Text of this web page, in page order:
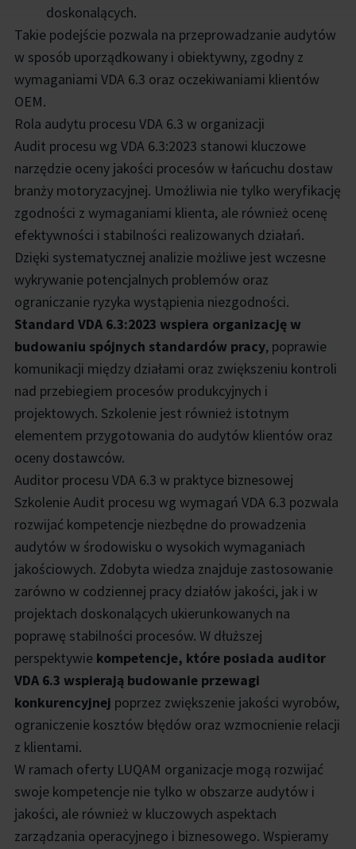
doskonalących.
Takie podejście pozwala na przeprowadzanie audytów
w sposób uporządkowany i obiektywny, zgodny z
wymaganiami VDA 6.3 oraz oczekiwaniami klientów
OEM.
Rola audytu procesu VDA 6.3 w organizacji
Audit procesu wg VDA 6.3:2023 stanowi kluczowe
narzędzie oceny jakości procesów w łańcuchu dostaw
branży motoryzacyjnej. Umożliwia nie tylko weryfikację
zgodności z wymaganiami klienta, ale również ocenę
efektywności i stabilności realizowanych działań.
Dzięki systematycznej analizie możliwe jest wczesne
wykrywanie potencjalnych problemów oraz
ograniczanie ryzyka wystąpienia niezgodności.
Standard VDA 6.3:2023 wspiera organizację w
budowaniu spójnych standardów pracy, poprawie
komunikacji między działami oraz zwiększeniu kontroli
nad przebiegiem procesów produkcyjnych i
projektowych. Szkolenie jest również istotnym
elementem przygotowania do audytów klientów oraz
oceny dostawców.
Auditor procesu VDA 6.3 w praktyce biznesowej
Szkolenie Audit procesu wg wymagań VDA 6.3 pozwala
rozwijać kompetencje niezbędne do prowadzenia
audytów w środowisku o wysokich wymaganiach
jakościowych. Zdobyta wiedza znajduje zastosowanie
zarówno w codziennej pracy działów jakości, jak i w
projektach doskonalących ukierunkowanych na
poprawę stabilności procesów. W dłuższej
perspektywiekompetencje, które posiada auditor
VDA 6.3 wspierają budowanie przewagi
konkurencyjnej poprzez zwiększenie jakości wyrobów,
ograniczenie kosztów błędów oraz wzmocnienie relacji
z klientami.
W ramach oferty LUQAM organizacje mogą rozwijać
swoje kompetencje nie tylko w obszarze audytów i
jakości, ale również w kluczowych aspektach
zarządzania operacyjnego i biznesowego. Wspieramy